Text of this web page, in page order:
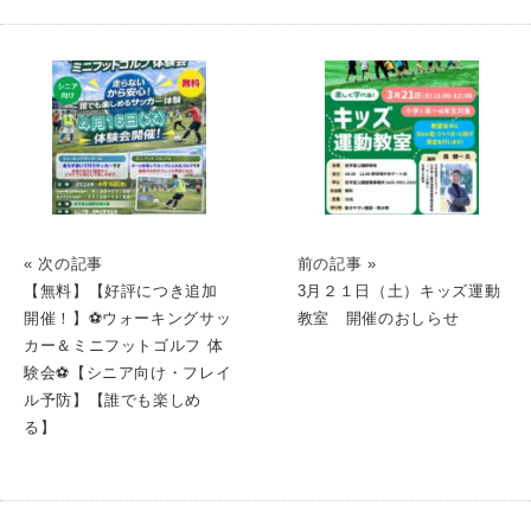
« 次の記事
【無料】【好評につき追加
開催！】⚽ウォーキングサッ
カー＆ミニフットゴルフ 体
験会⚽【シニア向け・フレイ
ル予防】【誰でも楽しめ
る】
前の記事 »
3月２１日（土）キッズ運動
教室 開催のおしらせ